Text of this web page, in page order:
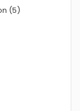
(5)